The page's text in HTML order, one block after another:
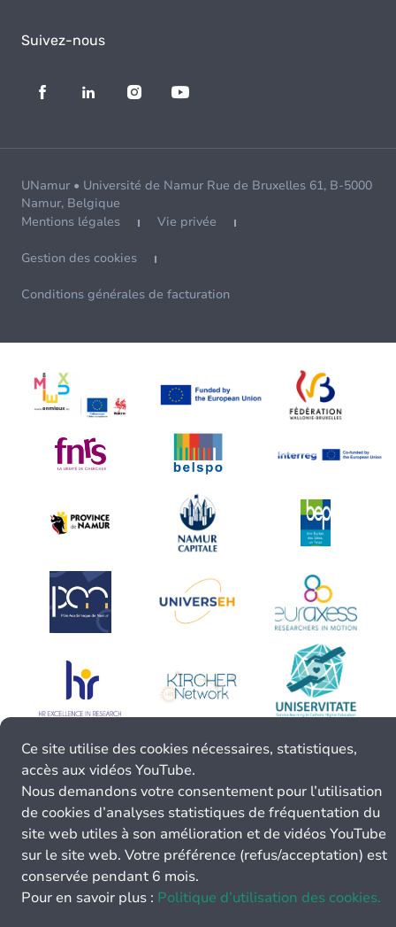
Suivez-nous
UNamur • Université de Namur Rue de Bruxelles 61, B-5000
Namur, Belgique
Mentions légales
Vie privée
Gestion des cookies
Conditions générales de facturation
Ce site utilise des cookies nécessaires, statistiques,
accès aux vidéos YouTube.
Nous demandons votre consentement pour l’utilisation
de cookies d’analyses statistiques de fréquentation du
site web utiles à son amélioration et de vidéos YouTube
sur le site web. Votre préférence (refus/acceptation) est
conservée pendant 6 mois.
Pour en savoir plus : Politique d’utilisation des cookies.